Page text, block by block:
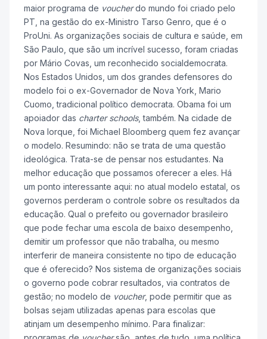
maior programa de voucherdo mundo foi criado pelo
PT, na gestão do ex-Ministro Tarso Genro, que é o
ProUni. As organizações sociais de cultura e saúde, em
São Paulo, que são um incrível sucesso, foram criadas
por Mário Covas, um reconhecido socialdemocrata.
Nos Estados Unidos, um dos grandes defensores do
modelo foi o ex-Governador de Nova York, Mario
Cuomo, tradicional político democrata. Obama foi um
apoiador das charter schools, também. Na cidade de
Nova Iorque, foi Michael Bloomberg quem fez avançar
o modelo. Resumindo: não se trata de uma questão
ideológica. Trata-se de pensar nos estudantes. Na
melhor educação que possamos oferecer a eles. Há
um ponto interessante aqui: no atual modelo estatal, os
governos perderam o controle sobre os resultados da
educação. Qual o prefeito ou governador brasileiro
que pode fechar uma escola de baixo desempenho,
demitir um professor que não trabalha, ou mesmo
interferir de maneira consistente no tipo de educação
que é oferecido? Nos sistema de organizações sociais
o governo pode cobrar resultados, via contratos de
gestão; no modelo de voucher, pode permitir que as
bolsas sejam utilizadas apenas para escolas que
atinjam um desempenho mínimo. Para finalizar: